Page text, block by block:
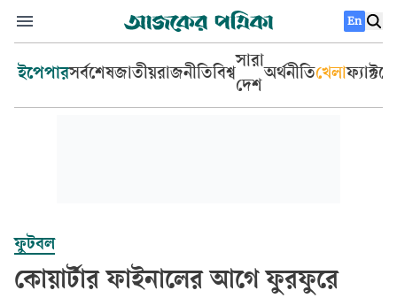
En
ইপেপারসর্বশেষজাতীয়রাজনীতিবিশ্ব
সারা
দেশ
অর্থনীতিখেলা
ফুটবল
কোয়ার্টার ফাইনালের আগে ফুরফুরে